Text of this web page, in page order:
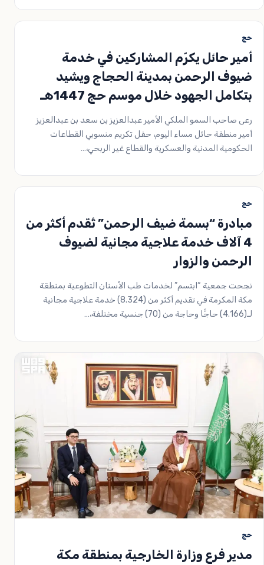
حج
أمير حائل يكرّم المشاركين في خدمة
ضيوف الرحمن بمدينة الحجاج ويشيد
بتكامل الجهود خلال موسم حج 1447هـ
رعى صاحب السمو الملكي الأمير عبدالعزيز بن سعد بن عبدالعزيز
أمير منطقة حائل مساء اليوم، حفل تكريم منسوبي القطاعات
الحكومية المدنية والعسكرية والقطاع غير الربحي،…
حج
مبادرة “بسمة ضيف الرحمن” تُقدم أكثر من
4 آلاف خدمة علاجية مجانية لضيوف
الرحمن والزوار
نجحت جمعية “ابتسم” لخدمات طب الأسنان التطوعية بمنطقة
مكة المكرمة في تقديم أكثر من (8.324) خدمة علاجية مجانية
لـ(4.166) حاجًّا وحاجة من (70) جنسية مختلفة،…
حج
مدير فرع وزارة الخارجية بمنطقة مكة